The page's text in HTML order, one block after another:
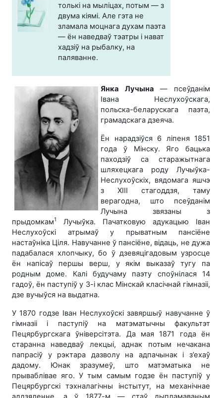
толькі на мыліцах, потым — з
двума кіямі. Але гэта не
зламала моцнага духам паэта
— ён наведваў тэатры і нават
хадзіў на рыбалку, на
паляванне.
Янка Лучына — псеўданім
Івана Неслухоўскага,
польска-беларускага паэта,
грамадскага дзеяча.
Ён нарадзіўся 6 ліпеня 1851
года ў Мінску. Яго бацька
паходзіў са старажытнага
шляхецкага роду Лучыўка-
Неслухоўскіх, вядомага яшчэ
з ХІІІ стагоддзя, таму
верагодна, што псеўданім
Лучына звязаны з
прыдомкам1
Лучыўка. Пачатковую адукацыю Іван
Неслухоўскі атрымаў у прыватным пансіёне
настаўніка Ціля. Навучанне ў пансіёне, відаць, не дужа
падабалася хлопчыку, бо ў дзевяцігадовым узросце
ён напісаў першы верш, у якім выказаў тугу па
родным доме. Калі будучаму паэту споўнілася 14
гадоў, ён паступіў у 3-і клас Мінскай класічнай гімназіі,
дзе вучыўся на выдатна.
У 1870 годзе Іван Неслухоўскі завяршыў навучанне ў
гімназіі і паступіў на матэматычны факультэт
Пецярбургскага ўніверсітэта. Да мая 1871 года ён
старанна наведваў лекцыі, аднак потым нечакана
папрасіў у рэктара дазволу на адпачынак і з’ехаў
дадому. Юнак зразумеў, што матэматыка не
прываблівае яго. У тым самым годзе ён паступіў у
Пецярбургскі тэхналагічны інстытут, на механічнае